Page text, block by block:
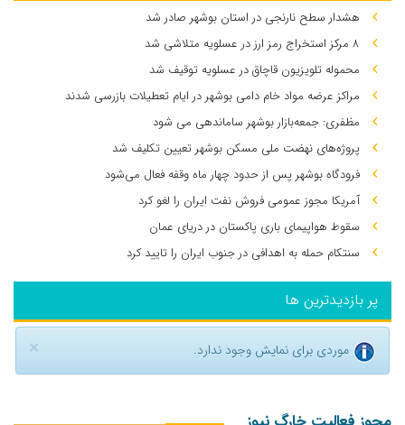
هشدار سطح نارنجی در استان بوشهر صادر شد
۸ مرکز استخراج رمز ارز در عسلویه متلاشی شد
محموله تلویزیون قاچاق در عسلویه توقیف شد
مراکز عرضه مواد خام دامی بوشهر در ایام تعطیلات بازرسی شدند
مظفری: جمعه‌بازار بوشهر ساماندهی می‌ شود
پروژه‌های نهضت ملی مسکن بوشهر تعیین تکلیف شد
فرودگاه بوشهر پس از حدود چهار ماه وقفه فعال می‌شود
آمریکا مجوز عمومی فروش نفت ایران را لغو کرد
سقوط هواپیمای باری پاکستان در دریای عمان
سنتکام حمله به اهدافی در جنوب ایران را تایید کرد
پر بازدیدترین ها
× موردی برای نمایش وجود ندارد.